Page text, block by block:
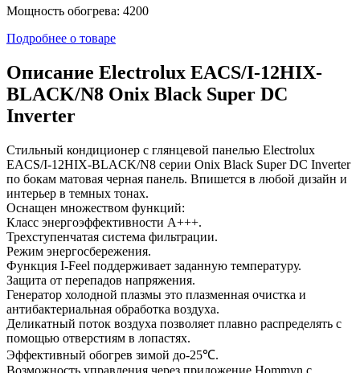
Мощность обогрева: 4200
Подробнее о товаре
Описание Electrolux EACS/I-12HIX-
BLACK/N8 Onix Black Super DC
Inverter
Стильный кондиционер с глянцевой панелью Electrolux
EACS/I-12HIX-BLACK/N8 серии Onix Black Super DC Inverter
по бокам матовая черная панель. Впишется в любой дизайн и
интерьер в темных тонах.
Оснащен множеством функций:
Класс энергоэффективности А+++.
Трехступенчатая система фильтрации.
Режим энергосбережения.
Функция I-Feel поддерживает заданную температуру.
Защита от перепадов напряжения.
Генератор холодной плазмы это плазменная очистка и
антибактериальная обработка воздуха.
Деликатный поток воздуха позволяет плавно распределять с
помощью отверстиям в лопастях.
Эффективный обогрев зимой до-25℃.
Возможность управления через приложение Hommyn с